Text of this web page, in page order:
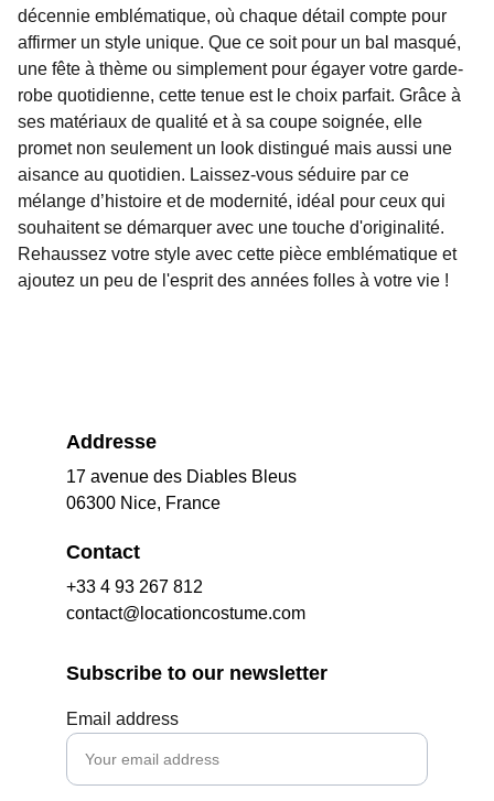
décennie emblématique, où chaque détail compte pour
affirmer un style unique. Que ce soit pour un bal masqué,
une fête à thème ou simplement pour égayer votre garde-
robe quotidienne, cette tenue est le choix parfait. Grâce à
ses matériaux de qualité et à sa coupe soignée, elle
promet non seulement un look distingué mais aussi une
aisance au quotidien. Laissez-vous séduire par ce
mélange d’histoire et de modernité, idéal pour ceux qui
souhaitent se démarquer avec une touche d'originalité.
Rehaussez votre style avec cette pièce emblématique et
ajoutez un peu de l'esprit des années folles à votre vie !
Addresse
17 avenue des Diables Bleus
06300 Nice, France
Contact
+33 4 93 267 812
contact@locationcostume.com
Subscribe to our newsletter
Email address